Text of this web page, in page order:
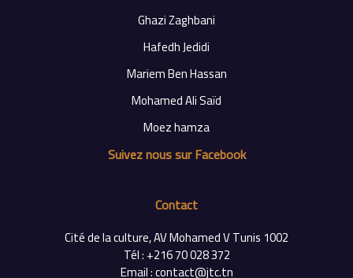
Ghazi Zaghbani
Hafedh Jedidi
Mariem Ben Hassan
Mohamed Ali Saïd
Moez hamza
Suivez nous sur Facebook
Contact
Cité de la culture, AV Mohamed V Tunis 1002
Tél : +216 70 028 372
Email : contact@jtc.tn